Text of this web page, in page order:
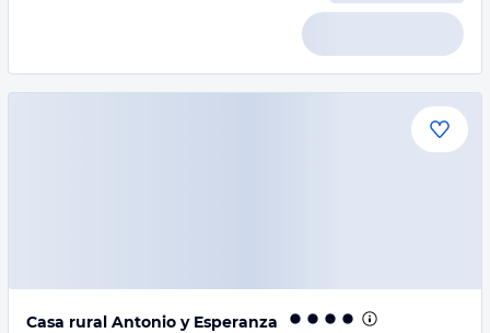
Casa rural Antonio y Esperanza